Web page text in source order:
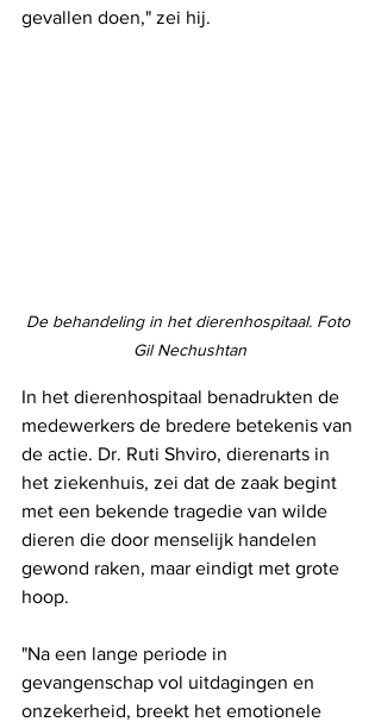
gevallen doen," zei hij.
De behandeling in het dierenhospitaal. Foto
Gil Nechushtan
In het dierenhospitaal benadrukten de
medewerkers de bredere betekenis van
de actie. Dr. Ruti Shviro, dierenarts in
het ziekenhuis, zei dat de zaak begint
met een bekende tragedie van wilde
dieren die door menselijk handelen
gewond raken, maar eindigt met grote
hoop.
"Na een lange periode in
gevangenschap vol uitdagingen en
onzekerheid, breekt het emotionele